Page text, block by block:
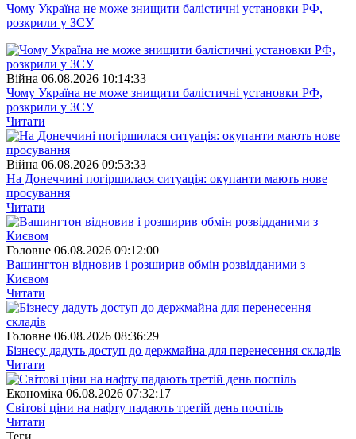
Чому Україна не може знищити балістичні установки РФ,
розкрили у ЗСУ
Війна 06.08.2026 10:14:33
Чому Україна не може знищити балістичні установки РФ,
розкрили у ЗСУ
Читати
Війна 06.08.2026 09:53:33
На Донеччині погіршилася ситуація: окупанти мають нове
просування
Читати
Головне 06.08.2026 09:12:00
Вашингтон відновив і розширив обмін розвідданими з
Києвом
Читати
Головне 06.08.2026 08:36:29
Бізнесу дадуть доступ до держмайна для перенесення складів
Читати
Економіка 06.08.2026 07:32:17
Світові ціни на нафту падають третій день поспіль
Читати
Теги